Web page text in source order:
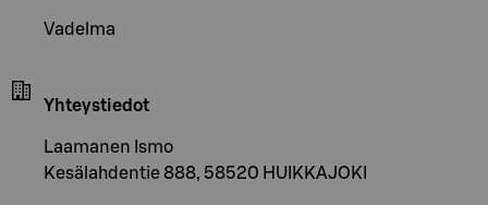
Vadelma
Yhteystiedot
Laamanen Ismo
Kesälahdentie 888, 58520 HUIKKAJOKI